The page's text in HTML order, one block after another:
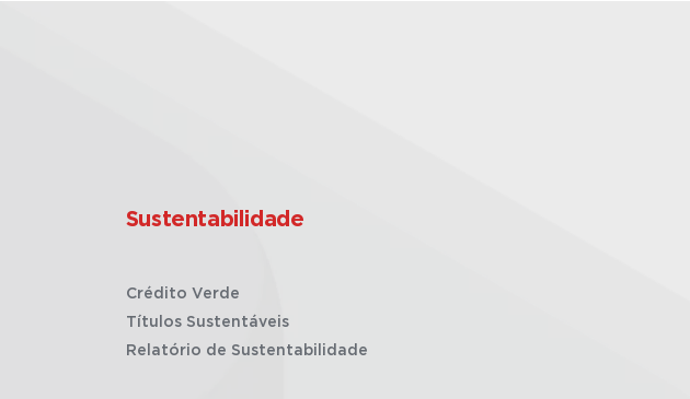
Sustentabilidade
Crédito Verde
Títulos Sustentáveis
Relatório de Sustentabilidade